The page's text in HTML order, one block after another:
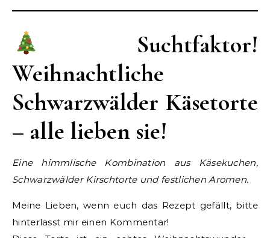
Suchtfaktor!
Weihnachtliche
Schwarzwälder Käsetorte
– alle lieben sie!
Eine himmlische Kombination aus Käsekuchen,
Schwarzwälder Kirschtorte und festlichen Aromen.
Meine Lieben, wenn euch das Rezept gefällt, bitte
hinterlasst mir einen Kommentar!